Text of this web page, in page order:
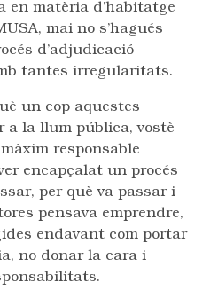
en matèria d’habitatge
mai no s’hagués
d’adjudicació
tantes irregularitats.
un cop aquestes
la llum pública, vostè
responsable
encapçalat un procés
per què va passar i
pensava emprendre,
endavant com portar
no donar la cara i